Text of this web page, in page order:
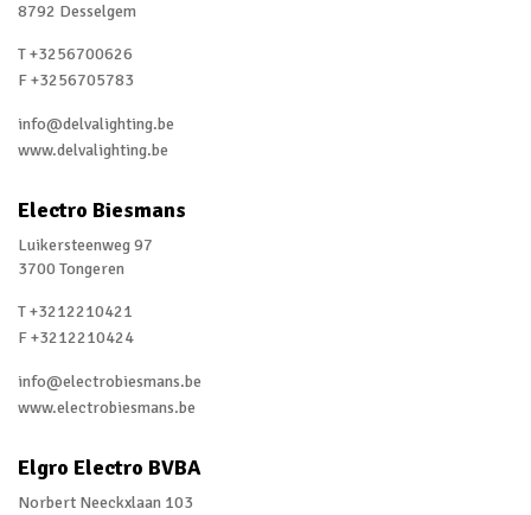
Saudi Arabia
Scotland
Singapore
Slovakia
Spain
Switzerland
Turkey
United Arab Emirates
USA
8792 Desselgem
T +3256700626
F +3256705783
info@delvalighting.be
www.delvalighting.be
Electro Biesmans
Luikersteenweg 97
3700 Tongeren
T +3212210421
F +3212210424
info@electrobiesmans.be
www.electrobiesmans.be
Elgro Electro BVBA
Norbert Neeckxlaan 103